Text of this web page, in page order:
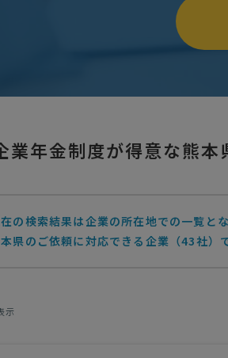
業年金制度が得意な熊本
の検索結果は企業の所在地での一覧とな
県のご依頼に対応できる企業（43社）
示